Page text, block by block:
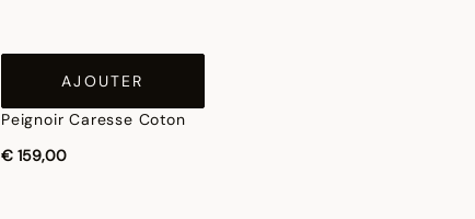
AJOUTER
Peignoir Caresse Coton
€ 159,00